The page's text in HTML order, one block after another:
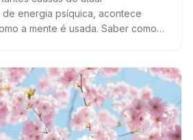
energia psíquica, acontece
a mente é usada. Saber como